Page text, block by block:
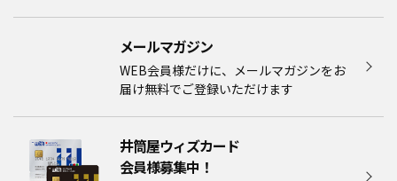
メールマガジン​
WEB会員様だけに、メールマガジンをお
届け無料でご登録いただけます
井筒屋ウィズカード
会員様募集中！​​